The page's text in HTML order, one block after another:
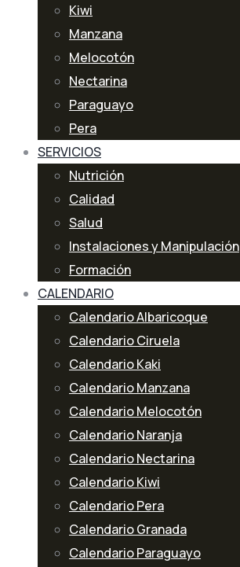
Kiwi
Manzana
Melocotón
Nectarina
Paraguayo
Pera
SERVICIOS
Nutrición
Calidad
Salud
Instalaciones y Manipulación
Formación
CALENDARIO
Calendario Albaricoque
Calendario Ciruela
Calendario Kaki
Calendario Manzana
Calendario Melocotón
Calendario Naranja
Calendario Nectarina
Calendario Kiwi
Calendario Pera
Calendario Granada
Calendario Paraguayo